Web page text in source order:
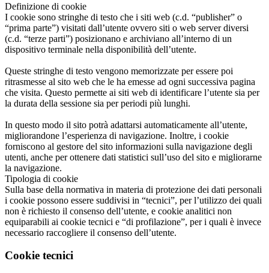
Definizione di cookie
I cookie sono stringhe di testo che i siti web (c.d. “publisher” o
“prima parte”) visitati dall’utente ovvero siti o web server diversi
(c.d. “terze parti”) posizionano e archiviano all’interno di un
dispositivo terminale nella disponibilità dell’utente.
Queste stringhe di testo vengono memorizzate per essere poi
ritrasmesse al sito web che le ha emesse ad ogni successiva pagina
che visita. Questo permette ai siti web di identificare l’utente sia per
la durata della sessione sia per periodi più lunghi.
In questo modo il sito potrà adattarsi automaticamente all’utente,
migliorandone l’esperienza di navigazione. Inoltre, i cookie
forniscono al gestore del sito informazioni sulla navigazione degli
utenti, anche per ottenere dati statistici sull’uso del sito e migliorarne
la navigazione.
Tipologia di cookie
Sulla base della normativa in materia di protezione dei dati personali
i cookie possono essere suddivisi in “tecnici”, per l’utilizzo dei quali
non è richiesto il consenso dell’utente, e cookie analitici non
equiparabili ai cookie tecnici e “di profilazione”, per i quali è invece
necessario raccogliere il consenso dell’utente.
Cookie tecnici